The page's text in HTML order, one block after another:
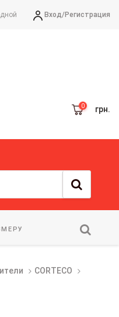
Вход/Регистрация
грн.
CORTECO